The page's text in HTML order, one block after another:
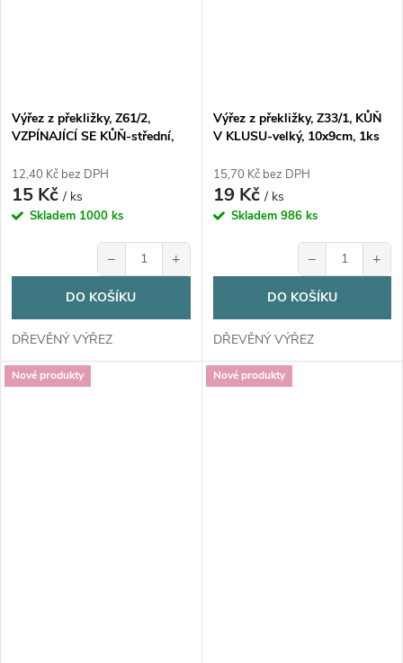
Výřez z překližky, Z61/2,
VZPÍNAJÍCÍ SE KŮŇ-střední,
12,40 Kč bez DPH
15 Kč/ ks
Skladem 1000 ks
− +
DO KOŠÍKU
DŘEVĚNÝ VÝŘEZ
Výřez z překližky, Z33/1, KŮŇ
V KLUSU-velký, 10x9cm, 1ks
15,70 Kč bez DPH
19 Kč/ ks
Skladem 986 ks
− +
DO KOŠÍKU
DŘEVĚNÝ VÝŘEZ
Nové produkty Nové produkty